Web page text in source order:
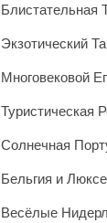
Блистательная
Экзотический
Многовековой
Туристическая
Солнечная
Бельгия и
Весёлые